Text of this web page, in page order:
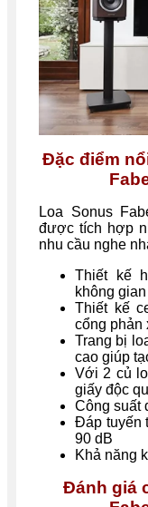
Đặc điểm
Loa Sonus
được tích hợp
nhu cầu nghe
Thiết kế
không gian
Thiết kế
cổng phản
Trang bị
cao giúp
Với 2 củ
giấy độc
Công suất
Đáp tuyến
90 dB
Khả năng
Đánh giá